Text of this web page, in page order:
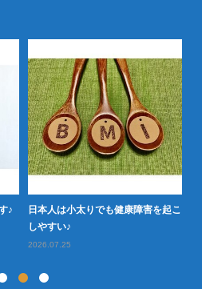
♪
日本人は小太りでも健康障害を起こ
しやすい♪
2026.07.25